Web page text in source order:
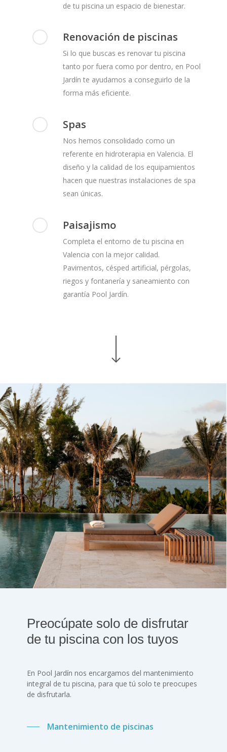
de tu piscina un espacio de bienestar.
Renovación de piscinas
Si lo que buscas es renovar tu piscina
tanto por fuera como por dentro, en Pool
Jardín te ayudamos a conseguirlo de la
forma más eficiente.
Spas
Nos hemos consolidado como un
referente en hidroterapia en Valencia. El
diseño y la calidad de los equipamientos
hacen que nuestras instalaciones de spa
sean únicas.
Paisajismo
Completa el entorno de tu piscina en
Valencia con la mejor calidad.
Pavimentos, césped artificial, pérgolas,
riegos y fontanería y saneamiento con
garantía Pool Jardín.
Preocúpate solo de disfrutar
de tu piscina con los tuyos
En Pool Jardín nos encargamos del mantenimiento
integral de tu piscina, para que tú solo te preocupes
de disfrutarla.
Mantenimiento de piscinas